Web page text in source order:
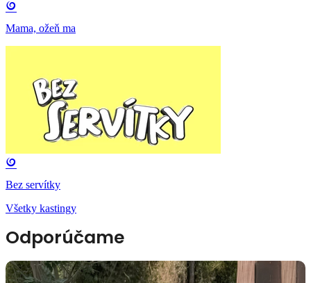
Mama, ožeň ma
Bez servítky
Všetky kastingy
Odporúčame